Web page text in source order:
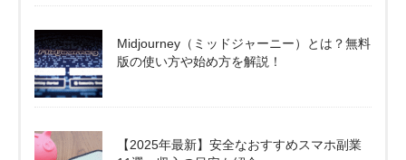
Midjourney（ミッドジャーニー）とは？無料
版の使い方や始め方を解説！
【2025年最新】安全なおすすめスマホ副業